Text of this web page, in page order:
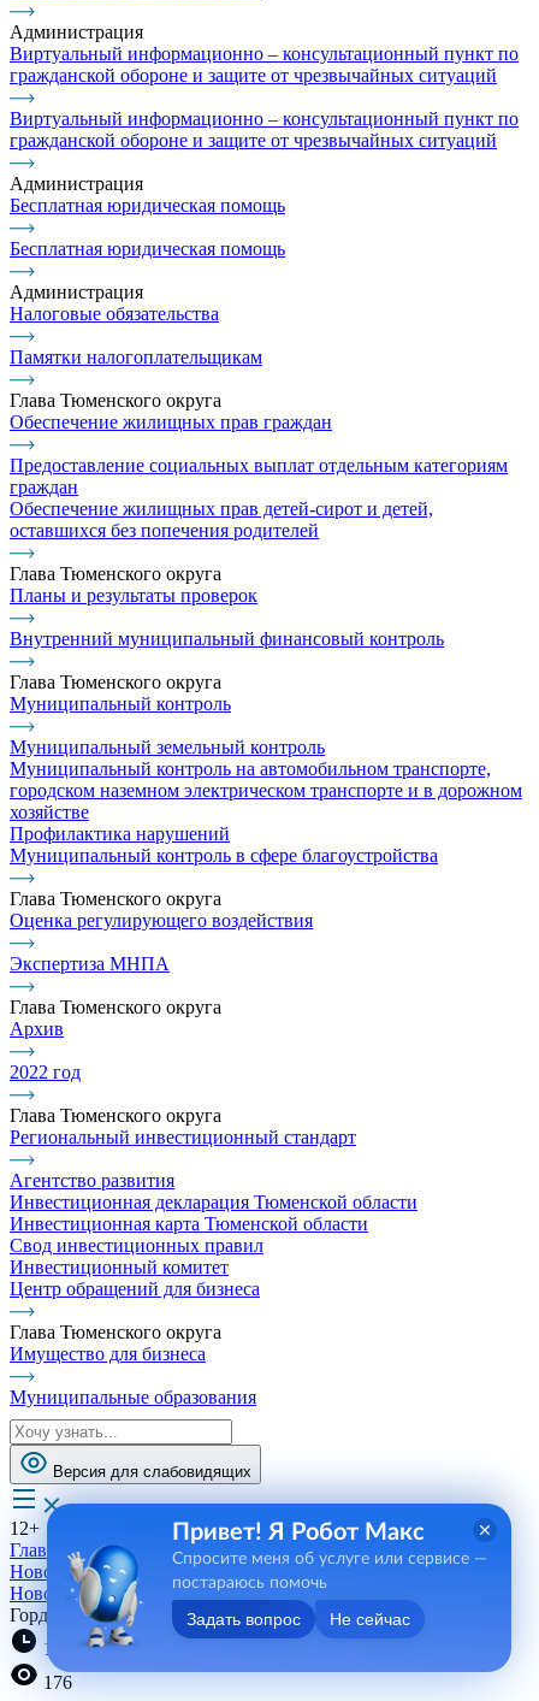
Администрация
Виртуальный информационно – консультационный пункт по
гражданской обороне и защите от чрезвычайных ситуаций
Виртуальный информационно – консультационный пункт по
гражданской обороне и защите от чрезвычайных ситуаций
Администрация
Бесплатная юридическая помощь
Бесплатная юридическая помощь
Администрация
Налоговые обязательства
Памятки налогоплательщикам
Глава Тюменского округа
Обеспечение жилищных прав граждан
Предоставление социальных выплат отдельным категориям
граждан
Обеспечение жилищных прав детей-сирот и детей,
оставшихся без попечения родителей
Глава Тюменского округа
Планы и результаты проверок
Внутренний муниципальный финансовый контроль
Глава Тюменского округа
Муниципальный контроль
Муниципальный земельный контроль
Муниципальный контроль на автомобильном транспорте,
городском наземном электрическом транспорте и в дорожном
хозяйстве
Профилактика нарушений
Муниципальный контроль в сфере благоустройства
Глава Тюменского округа
Оценка регулирующего воздействия
Экспертиза МНПА
Глава Тюменского округа
Архив
2022 год
Глава Тюменского округа
Региональный инвестиционный стандарт
Агентство развития
Инвестиционная декларация Тюменской области
Инвестиционная карта Тюменской области
Свод инвестиционных правил
Инвестиционный комитет
Центр обращений для бизнеса
Глава Тюменского округа
Имущество для бизнеса
Муниципальные образования
Версия для слабовидящих
12+
Главная
Новости, пресса, события
Новости
Гордость больницы
16:42 30.07.2025
176
Привет! Я Робот Макс
Спросите меня об услуге или сервисе —
постараюсь помочь
Задать вопрос Не сейчас